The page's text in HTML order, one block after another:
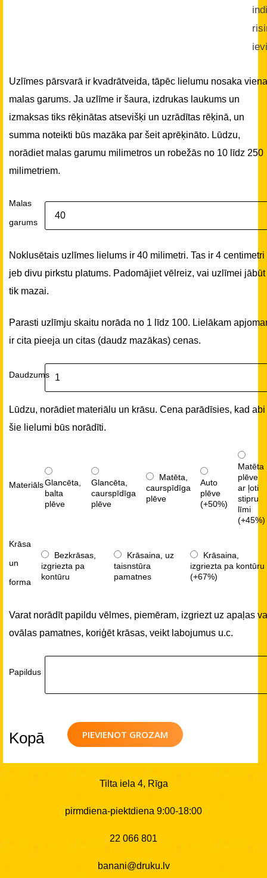
Uzlīmes pārsvarā ir kvadrātveida, tāpēc lielumu nosaka
malas garums. Ja uzlīme ir šaura, izdrukas laukums un
izmaksas tiks rēķinātas atsevišķi un uzrādītas rēķinā, un
summa noteikti būs mazāka par šeit aprēķināto. Lūdzu,
norādiet malas garumu milimetros un robežās no 10 līdz 250
milimetriem.
Malas
garums
Noklusētais uzlīmes lielums ir 40 milimetri. Tas ir 4 centimetri
jeb divu pirkstu platums. Padomājiet vēlreiz, vai uzlīmei jābūt
tik mazai.
Parasti uzlīmju skaitu norāda no 1 līdz 100. Lielākam
ir cita pieeja un citas (daudz mazākas) cenas.
Daudzums
Lūdzu, norādiet materiālu un krāsu. Cena parādīsies, kad abi
šie lielumi būs norādīti.
MateriālsGlancēta,
balta
plēve
Glancēta,
caurspīdīga
plēve
Matēta,
caurspīdīga
plēve
Auto
plēve
(+50%)
Matēta
plēve
ar ļoti
stipru
līmi
(+45%)
Krāsa
un
forma
Bezkrāsas,
izgriezta pa
kontūru
Krāsaina, uz
taisnstūra
pamatnes
Krāsaina,
izgriezta pa kontūru
(+67%)
Varat norādīt papildu vēlmes, piemēram, izgriezt uz apaļas
ovālas pamatnes, koriģēt krāsas, veikt labojumus u.c.
Papildus
PIEVIENOT GROZAM
Kopā
Tilta iela 4, Rīga
pirmdiena-piektdiena 9:00-18:00
22 066 801
banani@druku.lv